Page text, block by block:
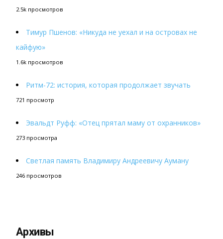
2.5k просмотров
Тимур Пшенов: «Никуда не уехал и на островах не
кайфую»
1.6k просмотров
Ритм-72: история, которая продолжает звучать
721 просмотр
Эвальдт Руфф: «Отец прятал маму от охранников»
273 просмотра
Светлая память Владимиру Андреевичу Ауману
246 просмотров
Архивы